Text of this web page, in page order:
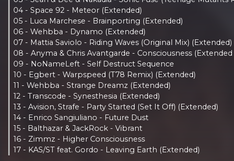
04 - Space 92 - Meteor (Extended)
05 - Luca Marchese - Brainporting (Extended)
06 - Wehbba - Dynamo (Extended)
07 - Mattia Saviolo - Riding Waves (Original Mix) (Extended)
08 - Anyma & Chris Avantgarde - Consciousness (Extended
09 - NoNameLeft - Self Destruct Sequence
10 - Egbert - Warpspeed (T78 Remix) (Extended)
11 - Wehbba - Strange Dreamz (Extended)
12 - Transcode - Synesthesia (Extended)
13 - Avision, Strafe - Party Started (Set It Off) (Extended)
14 - Enrico Sangiuliano - Future Dust
15 - Balthazar & JackRock - Vibrant
16 - Zimmz - Higher Consciousness
17 - KAS/ST feat. Gordo - Leaving Earth (Extended)